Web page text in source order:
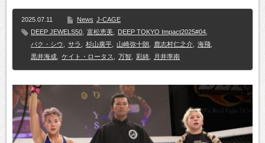
2025.07.11 News J-CAGE
DEEP JEWELS50
富松恵美 DEEP TOKYO Impact2025#04
パク・シウ
サラ 杉山廣平 山崎弥十朗 鹿志村仁之介 海飛
黒井海成
ケイト・ロータス 万智 彩綺 月井準南